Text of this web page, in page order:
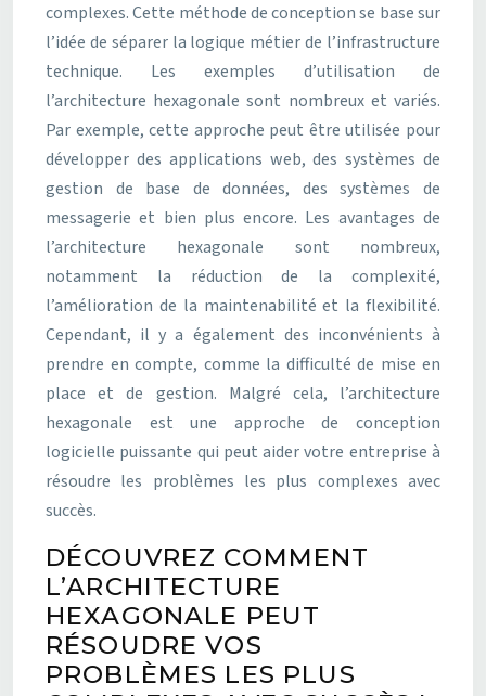
complexes. Cette méthode de conception se base sur
l’idée de séparer la logique métier de l’infrastructure
technique. Les exemples d’utilisation de
l’architecture hexagonale sont nombreux et variés.
Par exemple, cette approche peut être utilisée pour
développer des applications web, des systèmes de
gestion de base de données, des systèmes de
messagerie et bien plus encore. Les avantages de
l’architecture hexagonale sont nombreux,
notamment la réduction de la complexité,
l’amélioration de la maintenabilité et la flexibilité.
Cependant, il y a également des inconvénients à
prendre en compte, comme la difficulté de mise en
place et de gestion. Malgré cela, l’architecture
hexagonale est une approche de conception
logicielle puissante qui peut aider votre entreprise à
résoudre les problèmes les plus complexes avec
succès.
DÉCOUVREZ COMMENT
L’ARCHITECTURE
HEXAGONALE PEUT
RÉSOUDRE VOS
PROBLÈMES LES PLUS